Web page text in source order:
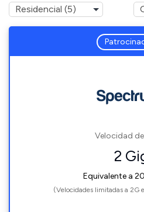
Velocidad
2
Equivalente a
(Velocidades limitadas a 2G